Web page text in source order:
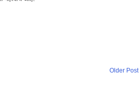
Older Post